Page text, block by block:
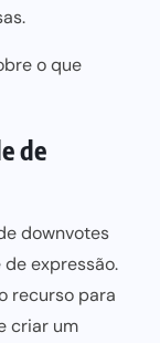
o que
de
downvotes
expressão.
recurso para
criar um